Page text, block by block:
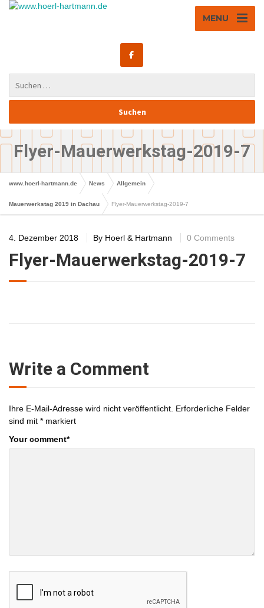
MENU
Flyer-Mauerwerkstag-2019-7
www.hoerl-hartmann.de News Allgemein
Mauerwerkstag 2019 in Dachau Flyer-Mauerwerkstag-2019-7
4. Dezember 2018 By Hoerl & Hartmann 0 Comments
Flyer-Mauerwerkstag-2019-7
Write a Comment
Ihre E-Mail-Adresse wird nicht veröffentlicht. Erforderliche Felder
sind mit * markiert
Your comment*